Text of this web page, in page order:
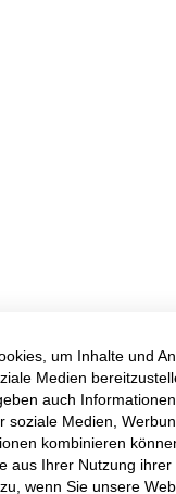
um Inhalte und
Medien
auch
soziale Medien,
kombinieren
aus Ihrer Nutzung
wenn Sie unsere